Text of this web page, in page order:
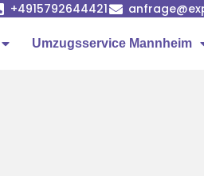
+4915792644421
Umzugsservice Mannheim